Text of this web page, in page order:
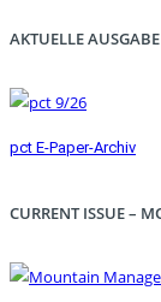
AKTUELLE
pct E-Paper-Archiv
CURRENT ISSUE –